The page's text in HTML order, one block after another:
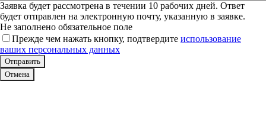
Заявка будет рассмотрена в течении 10 рабочих дней. Ответ
будет отправлен на электронную почту, указанную в заявке.
Не заполнено обязательное поле
Прежде чем нажать кнопку, подтвердите использование
ваших персональных данных
Отмена